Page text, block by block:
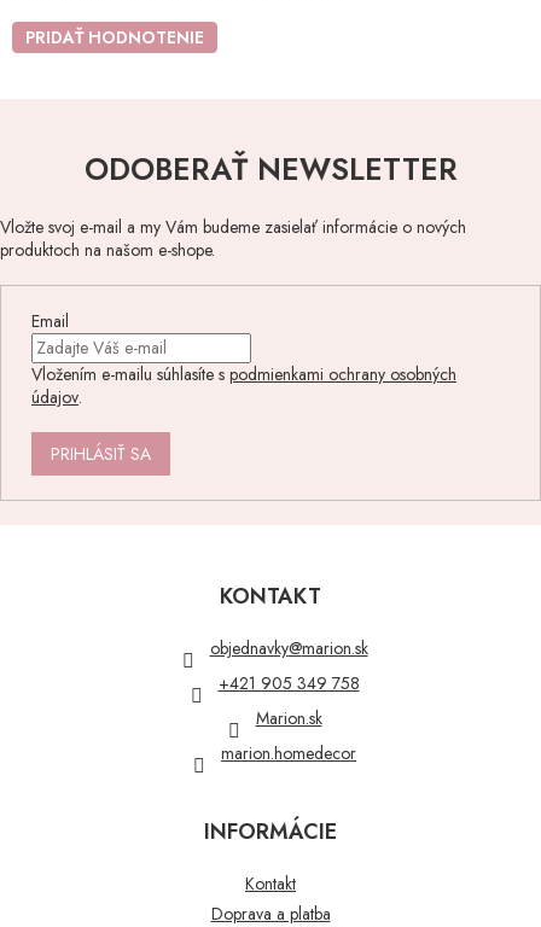
PRIDAŤ HODNOTENIE
ODOBERAŤ NEWSLETTER
Vložte svoj e-mail a my Vám budeme zasielať informácie o nových
produktoch na našom e-shope.
Email
Vložením e-mailu súhlasíte s podmienkami ochrany osobných
údajov.
PRIHLÁSIŤ SA
KONTAKT
objednavky@marion.sk
+421 905 349 758
Marion.sk
marion.homedecor
INFORMÁCIE
Kontakt
Doprava a platba